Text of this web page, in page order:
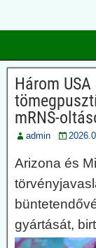
Három
mRNS-
admin
Arizona és
gyártását,